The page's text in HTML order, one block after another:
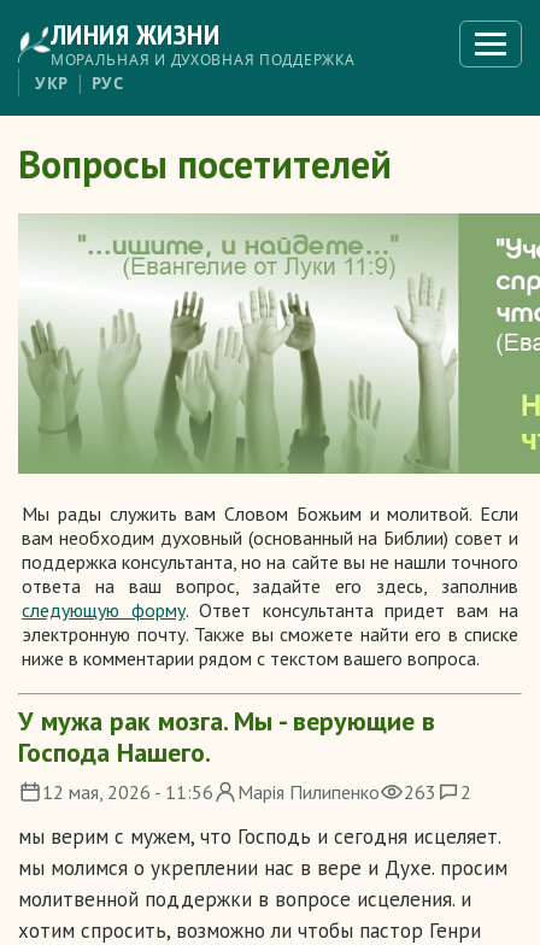
основному
содержанию
ЛИНИЯ ЖИЗНИ
МОРАЛЬНАЯ И ДУХОВНАЯ ПОДДЕРЖКА
меню
УКР РУС
Вопросы посетителей
Мы рады служить вам Словом Божьим и молитвой. Если
вам необходим духовный (основанный на Библии) совет и
поддержка консультанта, но на сайте вы не нашли точного
ответа на ваш вопрос, задайте его здесь, заполнив
следующую форму. Ответ консультанта придет вам на
электронную почту. Также вы сможете найти его в списке
ниже в комментарии рядом с текстом вашего вопроса.
У мужа рак мозга. Мы - верующие в
Господа Нашего.
12 мая, 2026 - 11:56 Марія Пилипенко 263 2
мы верим с мужем, что Господь и сегодня исцеляет.
мы молимся о укреплении нас в вере и Духе. просим
молитвенной поддержки в вопросе исцеления. и
хотим спросить, возможно ли чтобы пастор Генри